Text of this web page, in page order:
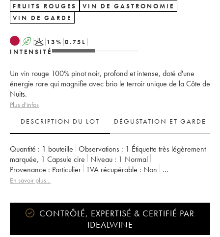
FRUITS ROUGES
VIN DE GASTRONOMIE
VIN DE GARDE
A K 13% 0.75 L
INTENSITÉ
Un vin rouge 100% pinot noir, profond et intense, doté d'une
énergie rare qui magnifie avec brio le terroir unique de la Côte de
Nuits.
Plus d'infos
DESCRIPTION DU LOT
DÉGUSTATION ET GARDE
Quantité : 1 bouteille Observations : 1 Étiquette très légèrement
marquée, 1 Capsule cire Niveau : 1 Normal
Provenance : particulier TVA récupérable :
non
Région :
Bourgogne
En savoir plus...
CONTRÔLÉ, EXPERTISÉ & CERTIFIÉ PAR
IDEALWINE